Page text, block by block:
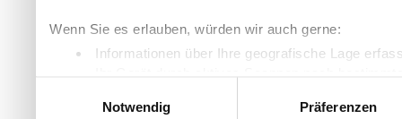
Wenn Sie es erlauben, würden wir auch gerne:
Informationen über Ihre geografische Lage
Notwendig
Präferenzen